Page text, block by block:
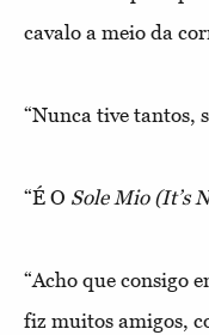
cavalo a meio da
“Nunca tive tantos,
“É O Sole Mio (It’s
“Acho que consigo
fiz muitos amigos,